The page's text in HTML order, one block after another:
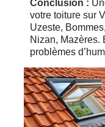
Conclusion :
votre toiture sur
Uzeste,
Nizan, Mazères.
problèmes